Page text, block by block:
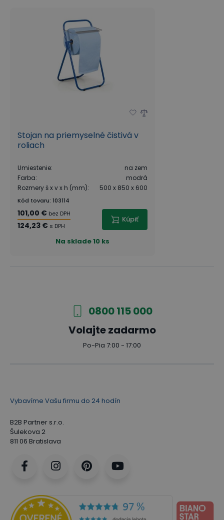
Stojan na priemyselné čistivá v
roliach
Umiestenie:
na zem
Farba:
modrá
Rozmery š x v x h (mm): 500 x 850 x 600
Kód tovaru: 103114
101,00 € bez DPH
124,23 € s DPH
Kúpiť
Na sklade10 ks
0800 115 000
Volajte zadarmo
Po-Pia 7:00 - 17:00
Vybavíme Vašu firmu do 24 hodín
B2B Partner s.r.o.
Šulekova 2
811 06 Bratislava